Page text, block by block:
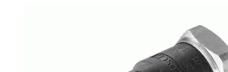
палива
у
розподільнику